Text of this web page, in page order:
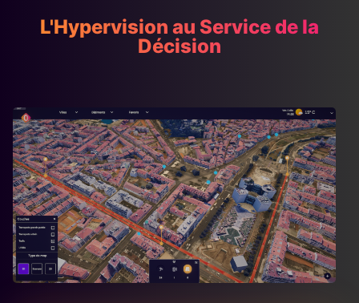
L'Hypervision au Service de la
Décision